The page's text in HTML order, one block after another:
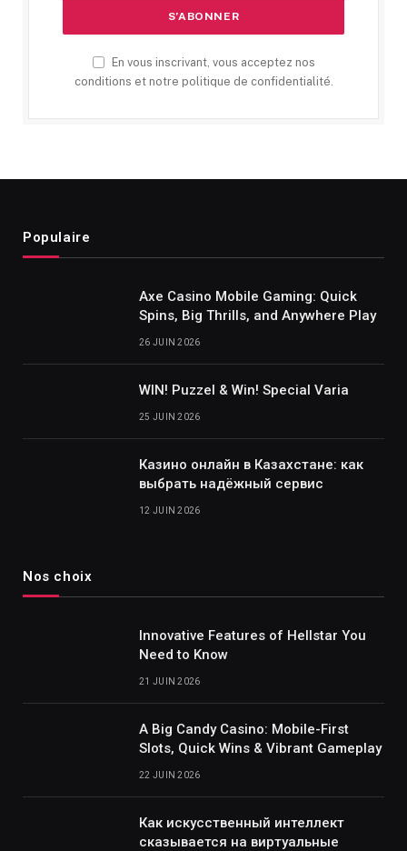
En vous inscrivant, vous acceptez nos
conditions et notre politique de confidentialité.
Populaire
Axe Casino Mobile Gaming: Quick
Spins, Big Thrills, and Anywhere Play
26 JUIN 2026
WIN! Puzzel & Win! Special Varia
25 JUIN 2026
Казино онлайн в Казахстане: как
выбрать надёжный сервис
12 JUIN 2026
Nos choix
Innovative Features of Hellstar You
Need to Know
21 JUIN 2026
A Big Candy Casino: Mobile-First
Slots, Quick Wins & Vibrant Gameplay
22 JUIN 2026
Как искусственный интеллект
сказывается на виртуальные